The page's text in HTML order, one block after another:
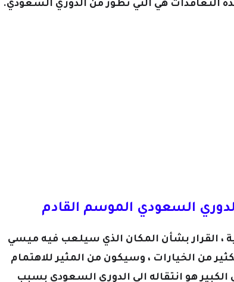
التعاقدات هي التي تطور من الدوري السعودي.
السعودي الموسم القادم
، القرار بشأن المكان الذي سيلعب فيه ميسي
من الخيارات ، وسيكون من المثير للاهتمام
هو انتقاله الى الدوري السعودي بسبب